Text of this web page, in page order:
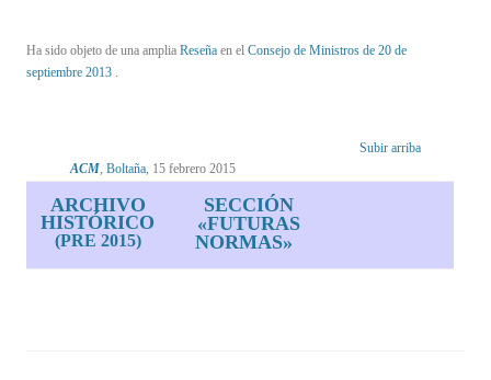
Ha sido objeto de una amplia Reseña en el Consejo de Ministros de 20 de
septiembre 2013 .
Subir arriba
ACM, Boltaña, 15 febrero 2015
ARCHIVO
HISTÓRICO
(PRE 2015)
SECCIÓN
«FUTURAS
NORMAS»